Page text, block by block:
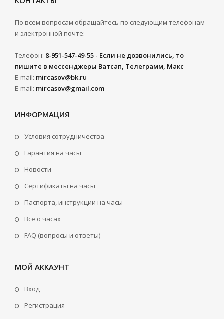
По всем вопросам обращайтесь по следующим телефонам
и электронной почте:
Телефон: 8-951-547-49-55 - Если не дозвонились, то
пишите в мессенджеры Ватсап, Телеграмм, Макс
E-mail: mircasov@bk.ru
E-mail: mircasov@gmail.com
ИНФОРМАЦИЯ
Условия сотрудничества
Гарантия на часы
Новости
Сертификаты на часы
Паспорта, инструкции на часы
Всё о часах
FAQ (вопросы и ответы)
МОЙ АККАУНТ
Вход
Регистрация